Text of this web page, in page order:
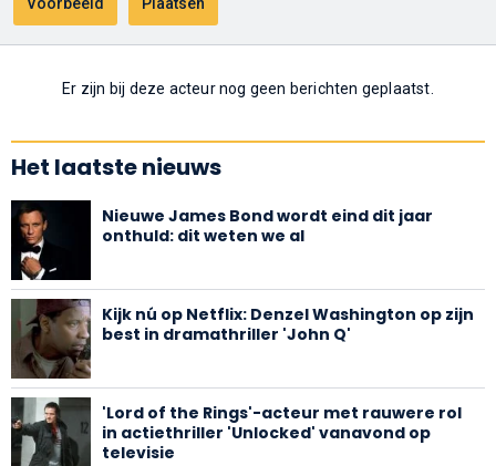
Er zijn bij deze acteur nog geen berichten geplaatst.
Het laatste nieuws
Nieuwe James Bond wordt eind dit jaar
onthuld: dit weten we al
Kijk nú op Netflix: Denzel Washington op zijn
best in dramathriller 'John Q'
'Lord of the Rings'-acteur met rauwere rol
in actiethriller 'Unlocked' vanavond op
televisie